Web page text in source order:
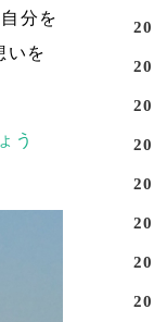
分を
いを
う